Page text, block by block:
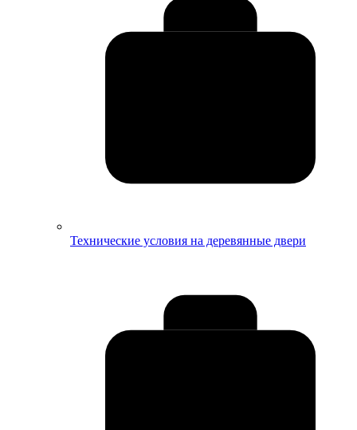
Технические условия на деревянные двери